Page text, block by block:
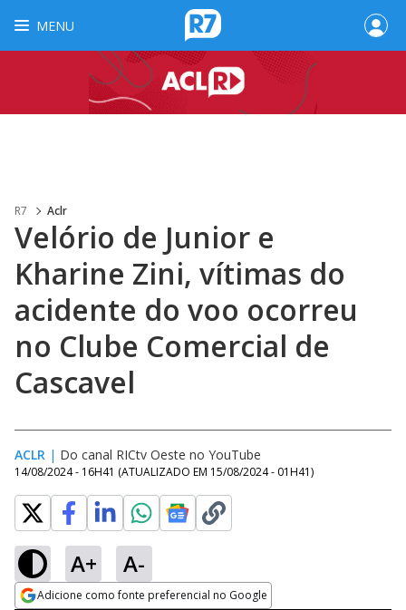
MENU
R7 Aclr
Velório de Junior e
Kharine Zini, vítimas do
acidente do voo ocorreu
no Clube Comercial de
Cascavel
ACLR | Do canal RICtv Oeste no YouTube
14/08/2024 - 16H41 (ATUALIZADO EM 15/08/2024 - 01H41)
A+ A-
Adicione como fonte preferencial no Google